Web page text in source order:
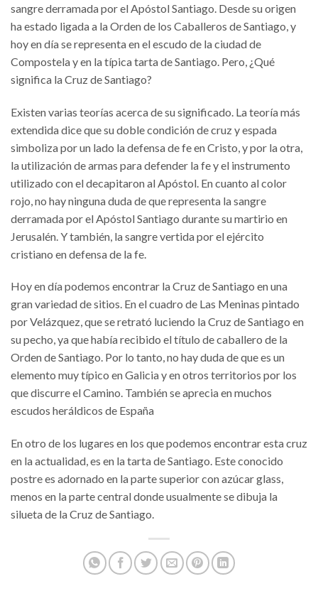
sangre derramada por el Apóstol Santiago. Desde su origen
ha estado ligada a la Orden de los Caballeros de Santiago, y
hoy en día se representa en el escudo de la ciudad de
Compostela y en la típica tarta de Santiago. Pero, ¿Qué
significa la Cruz de Santiago?
Existen varias teorías acerca de su significado. La teoría más
extendida dice que su doble condición de cruz y espada
simboliza por un lado la defensa de fe en Cristo, y por la otra,
la utilización de armas para defender la fe y el instrumento
utilizado con el decapitaron al Apóstol. En cuanto al color
rojo, no hay ninguna duda de que representa la sangre
derramada por el Apóstol Santiago durante su martirio en
Jerusalén. Y también, la sangre vertida por el ejército
cristiano en defensa de la fe.
Hoy en día podemos encontrar la Cruz de Santiago en una
gran variedad de sitios. En el cuadro de Las Meninas pintado
por Velázquez, que se retrató luciendo la Cruz de Santiago en
su pecho, ya que había recibido el título de caballero de la
Orden de Santiago. Por lo tanto, no hay duda de que es un
elemento muy típico en Galicia y en otros territorios por los
que discurre el Camino. También se aprecia en muchos
escudos heráldicos de España
En otro de los lugares en los que podemos encontrar esta cruz
en la actualidad, es en la tarta de Santiago. Este conocido
postre es adornado en la parte superior con azúcar glass,
menos en la parte central donde usualmente se dibuja la
silueta de la Cruz de Santiago.